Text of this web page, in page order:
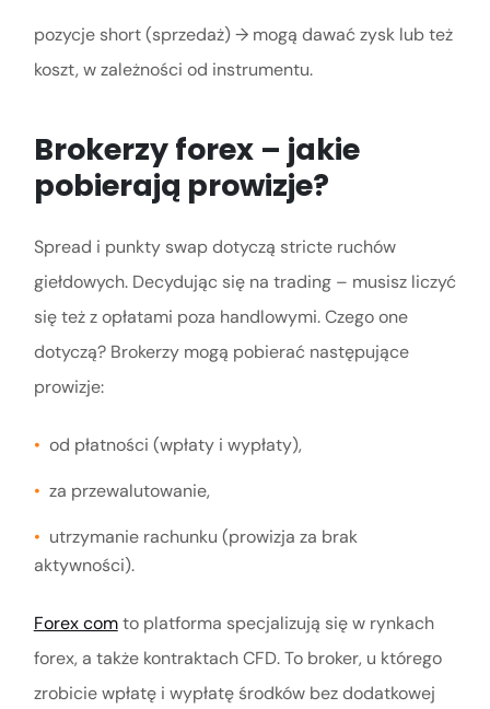
pozycje short (sprzedaż) → mogą dawać zysk lub też
koszt, w zależności od instrumentu.
Brokerzy forex – jakie
pobierają prowizje?
Spread i punkty swap dotyczą stricte ruchów
giełdowych. Decydując się na trading – musisz liczyć
się też z opłatami poza handlowymi. Czego one
dotyczą? Brokerzy mogą pobierać następujące
prowizje:
od płatności (wpłaty i wypłaty),
za przewalutowanie,
utrzymanie rachunku (prowizja za brak
aktywności).
Forex comto platforma specjalizują się w rynkach
forex, a także kontraktach CFD. To broker, u którego
zrobicie wpłatę i wypłatę środków bez dodatkowej